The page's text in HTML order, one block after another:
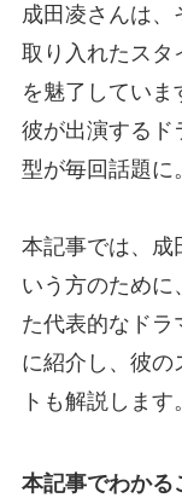
成田凌さんは、
取り入れたスタ
を魅了していま
彼が出演するド
型が毎回話題に。
本記事では、成
いう方のために
た代表的なドラ
に紹介し、彼の
トも解説します。
本記事でわかる